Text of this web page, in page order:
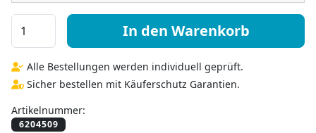
Bad Spiegelschrank - Arella II oben unten Menge
In den Warenkorb
Alle Bestellungen werden individuell geprüft.
Sicher bestellen mit Käuferschutz Garantien.
Artikelnummer: